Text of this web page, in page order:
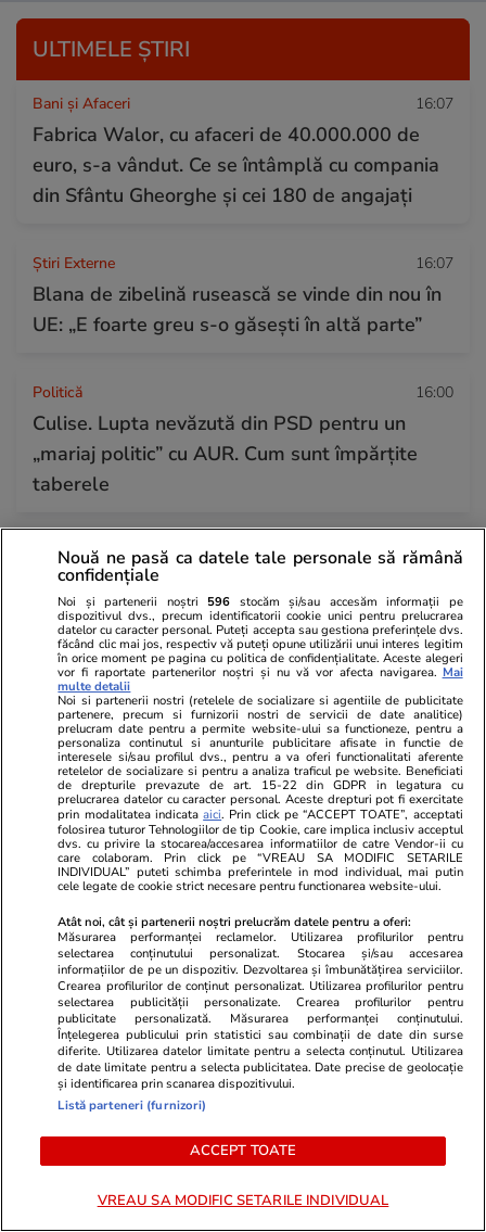
ULTIMELE ȘTIRI
Bani și Afaceri 16:07
Fabrica Walor, cu afaceri de 40.000.000 de
euro, s-a vândut. Ce se întâmplă cu compania
din Sfântu Gheorghe și cei 180 de angajați
Știri Externe 16:07
Blana de zibelină rusească se vinde din nou în
UE: „E foarte greu s-o găsești în altă parte”
Politică 16:00
Culise. Lupta nevăzută din PSD pentru un
„mariaj politic” cu AUR. Cum sunt împărțite
taberele
Sănătate și Fitness 15:52
Grevă în spitalele de stat din România: ce faci
dacă ai o urgență sau o operație programată?
Citește mai multe
TRENDING
Știri România 26 iul.
Român întors acasă după 25 de ani în
Germania: „Și urzica e mai faină aici decât
trandafirii dincolo”
Știri România 26 iul.
Ploi torențiale, grindină și vijelii în 21 de
județe. Harta zonelor vizate luni de avertizarea
meteo ANM cod galben
Ce nu trebuie să faci de Sfântul Pantelimon
Nouă ne pasă ca datele tale personale să rămână
confidențiale
Noi și partenerii noștri 596 stocăm și/sau accesăm informații pe
dispozitivul dvs., precum identificatorii cookie unici pentru prelucrarea
datelor cu caracter personal. Puteți accepta sau gestiona preferințele dvs.
făcând clic mai jos, respectiv vă puteți opune utilizării unui interes legitim
în orice moment pe pagina cu politica de confidențialitate. Aceste alegeri
vor fi raportate partenerilor noștri și nu vă vor afecta navigarea. Mai
multe detalii
Noi si partenerii nostri (retelele de socializare si agentiile de publicitate
partenere, precum si furnizorii nostri de servicii de date analitice)
prelucram date pentru a permite website-ului sa functioneze, pentru a
personaliza continutul si anunturile publicitare afisate in functie de
interesele si/sau profilul dvs., pentru a va oferi functionalitati aferente
retelelor de socializare si pentru a analiza traficul pe website. Beneficiati
de drepturile prevazute de art. 15-22 din GDPR in legatura cu
prelucrarea datelor cu caracter personal. Aceste drepturi pot fi exercitate
prin modalitatea indicataaici. Prin click pe “ACCEPT TOATE”, acceptati
folosirea tuturor Tehnologiilor de tip Cookie, care implica inclusiv acceptul
dvs. cu privire la stocarea/accesarea informatiilor de catre Vendor-ii cu
care colaboram. Prin click pe “VREAU SA MODIFIC SETARILE
INDIVIDUAL” puteti schimba preferintele in mod individual, mai putin
cele legate de cookie strict necesare pentru functionarea website-ului.
Atât noi, cât și partenerii noștri prelucrăm datele pentru a oferi:
Măsurarea performanței reclamelor. Utilizarea profilurilor pentru
selectarea conținutului personalizat. Stocarea și/sau accesarea
informațiilor de pe un dispozitiv. Dezvoltarea și îmbunătățirea serviciilor.
Crearea profilurilor de conținut personalizat. Utilizarea profilurilor pentru
selectarea publicității personalizate. Crearea profilurilor pentru
publicitate personalizată. Măsurarea performanței conținutului.
Înțelegerea publicului prin statistici sau combinații de date din surse
diferite. Utilizarea datelor limitate pentru a selecta conținutul. Utilizarea
de date limitate pentru a selecta publicitatea. Date precise de geolocație
și identificarea prin scanarea dispozitivului.
Listă parteneri (furnizori)
ACCEPT TOATE
VREAU SA MODIFIC SETARILE INDIVIDUAL